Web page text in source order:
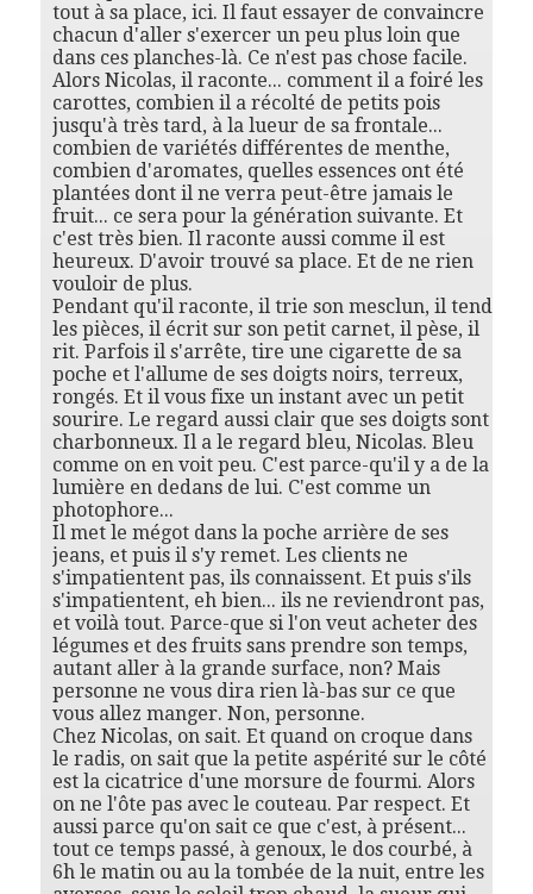
tout à sa place, ici. Il faut essayer de convaincre
chacun d'aller s'exercer un peu plus loin que
dans ces planches-là. Ce n'est pas chose facile.
Alors Nicolas, il raconte... comment il a foiré les
carottes, combien il a récolté de petits pois
jusqu'à très tard, à la lueur de sa frontale...
combien de variétés différentes de menthe,
combien d'aromates, quelles essences ont été
plantées dont il ne verra peut-être jamais le
fruit... ce sera pour la génération suivante. Et
c'est très bien. Il raconte aussi comme il est
heureux. D'avoir trouvé sa place. Et de ne rien
vouloir de plus.
Pendant qu'il raconte, il trie son mesclun, il tend
les pièces, il écrit sur son petit carnet, il pèse, il
rit. Parfois il s'arrête, tire une cigarette de sa
poche et l'allume de ses doigts noirs, terreux,
rongés. Et il vous fixe un instant avec un petit
sourire. Le regard aussi clair que ses doigts sont
charbonneux. Il a le regard bleu, Nicolas. Bleu
comme on en voit peu. C'est parce-qu'il y a de la
lumière en dedans de lui. C'est comme un
photophore...
Il met le mégot dans la poche arrière de ses
jeans, et puis il s'y remet. Les clients ne
s'impatientent pas, ils connaissent. Et puis s'ils
s'impatientent, eh bien... ils ne reviendront pas,
et voilà tout. Parce-que si l'on veut acheter des
légumes et des fruits sans prendre son temps,
autant aller à la grande surface, non? Mais
personne ne vous dira rien là-bas sur ce que
vous allez manger. Non, personne.
Chez Nicolas, on sait. Et quand on croque dans
le radis, on sait que la petite aspérité sur le côté
est la cicatrice d'une morsure de fourmi. Alors
on ne l'ôte pas avec le couteau. Par respect. Et
aussi parce qu'on sait ce que c'est, à présent...
tout ce temps passé, à genoux, le dos courbé, à
6h le matin ou au la tombée de la nuit, entre les